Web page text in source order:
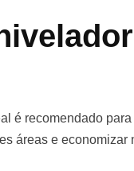
é recomendado
áreas e economizar